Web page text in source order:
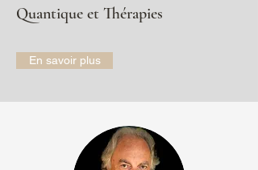
Quantique et Thérapies
En savoir plus